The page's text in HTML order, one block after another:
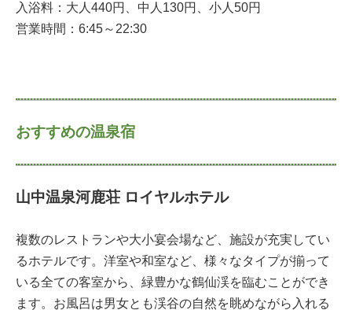
入浴料：大人440円、中人130円、小人50円
営業時間：6:45～22:30
おすすめの温泉宿
山中温泉河鹿荘 ロイヤルホテル
複数のレストランや大小宴会場など、施設が充実してい
るホテルです。洋室や和室など、様々なタイプが揃って
いる全ての客室から、緑豊かな鶴仙渓を臨むことができ
ます。お風呂は男女とも渓谷の自然を眺めながら入れる